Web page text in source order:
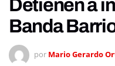
Detienen a
Banda
por Mario Gerardo